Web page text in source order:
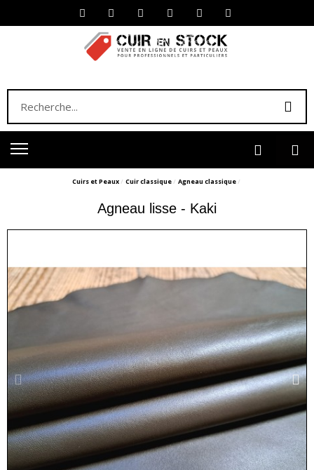
Cuirs et Peaux Cuir classique Agneau classique
Agneau lisse - Kaki